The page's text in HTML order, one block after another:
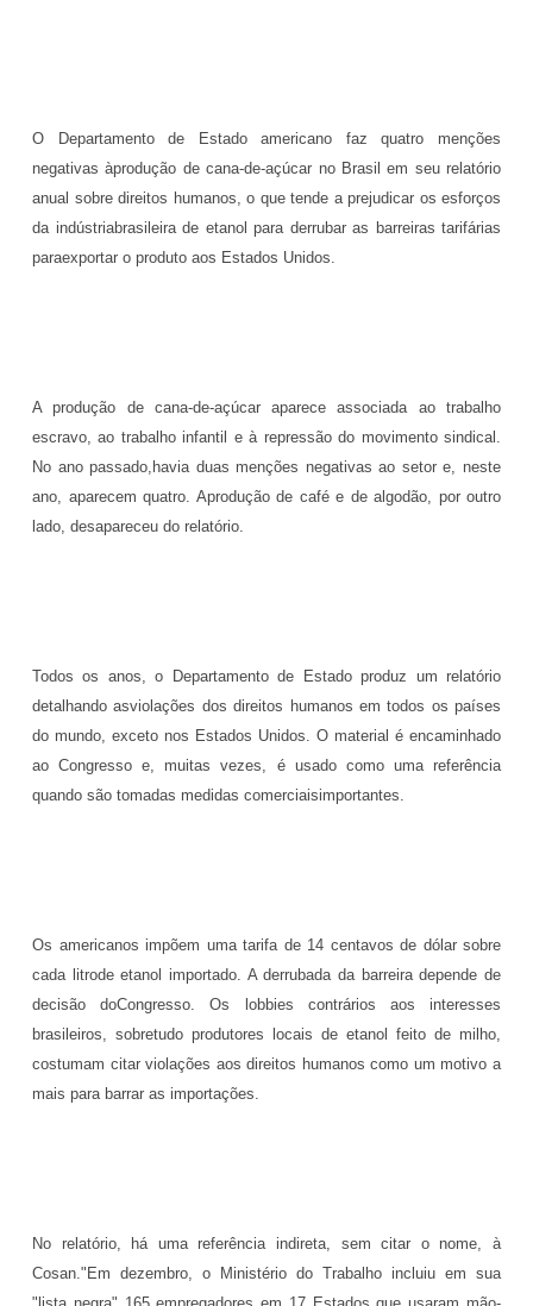
O Departamento de Estado americano faz quatro menções
negativas àprodução de cana-de-açúcar no Brasil em seu relatório
anual sobre direitos humanos, o que tende a prejudicar os esforços
da indústriabrasileira de etanol para derrubar as barreiras tarifárias
paraexportar o produto aos Estados Unidos.
A produção de cana-de-açúcar aparece associada ao trabalho
escravo, ao trabalho infantil e à repressão do movimento sindical.
No ano passado,havia duas menções negativas ao setor e, neste
ano, aparecem quatro. Aprodução de café e de algodão, por outro
lado, desapareceu do relatório.
Todos os anos, o Departamento de Estado produz um relatório
detalhando asviolações dos direitos humanos em todos os países
do mundo, exceto nos Estados Unidos. O material é encaminhado
ao Congresso e, muitas vezes, é usado como uma referência
quando são tomadas medidas comerciaisimportantes.
Os americanos impõem uma tarifa de 14 centavos de dólar sobre
cada litrode etanol importado. A derrubada da barreira depende de
decisão doCongresso. Os lobbies contrários aos interesses
brasileiros, sobretudo produtores locais de etanol feito de milho,
costumam citar violações aos direitos humanos como um motivo a
mais para barrar as importações.
No relatório, há uma referência indireta, sem citar o nome, à
Cosan."Em dezembro, o Ministério do Trabalho incluiu em sua